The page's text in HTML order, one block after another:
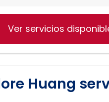
Ver servicios
Huang